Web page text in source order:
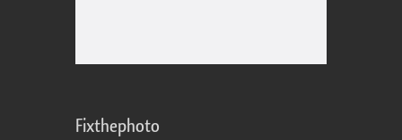
Fixthephoto